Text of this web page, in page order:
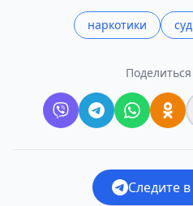
наркотики суд
Следите